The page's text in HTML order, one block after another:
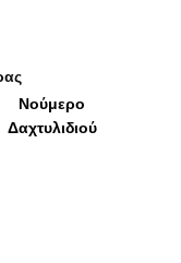
Νούμερο
Δαχτυλιδιού